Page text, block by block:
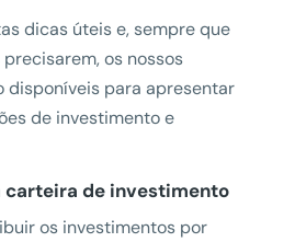
dicas úteis e, sempre que
os nossos
disponíveis para apresentar
de investimento e
carteira de investimento
os investimentos por